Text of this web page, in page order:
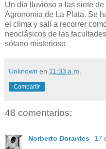
Un día lluvioso a las siete
Agronomía de La Plata. Se
el clima y salí a recorrer
neoclásicos de las
sótano misterioso
Unknown en 11:33 a.m.
Compartir
48 comentarios:
Norberto Dorantes
17